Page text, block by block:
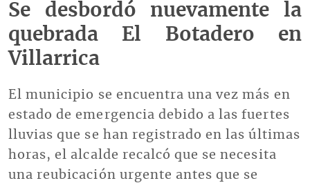
Se desbordó nuevamente la
quebrada El Botadero en
Villarrica
El municipio se encuentra una vez más en
estado de emergencia debido a las fuertes
lluvias que se han registrado en las últimas
horas, el alcalde recalcó que se necesita
una reubicación urgente antes que se